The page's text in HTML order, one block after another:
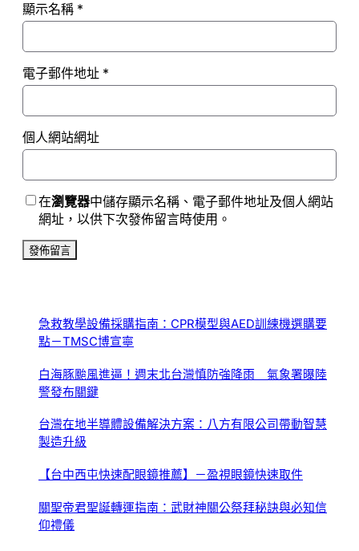
顯示名稱 *
電子郵件地址 *
個人網站網址
在瀏覽器中儲存顯示名稱、電子郵件地址及個人網站
網址，以供下次發佈留言時使用。
急救教學設備採購指南：CPR模型與AED訓練機選購要
點－TMSC博宣寧
白海豚颱風進逼！週末北台灣慎防強降雨 氣象署曝陸
警發布關鍵
台灣在地半導體設備解決方案：八方有限公司帶動智慧
製造升級
【台中西屯快速配眼鏡推薦】－盈視眼鏡快速取件
關聖帝君聖誕轉運指南：武財神關公祭拜秘訣與必知信
仰禮儀